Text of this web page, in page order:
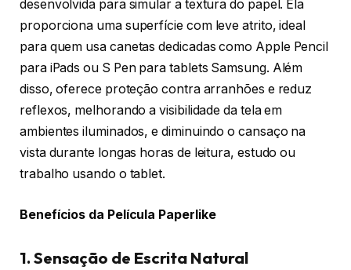
desenvolvida para simular a textura do papel. Ela
proporciona uma superfície com leve atrito, ideal
para quem usa canetas dedicadas como Apple Pencil
para iPads ou S Pen para tablets Samsung. Além
disso, oferece proteção contra arranhões e reduz
reflexos, melhorando a visibilidade da tela em
ambientes iluminados, e diminuindo o cansaço na
vista durante longas horas de leitura, estudo ou
trabalho usando o tablet.
Benefícios da Película Paperlike
1. Sensação de Escrita Natural